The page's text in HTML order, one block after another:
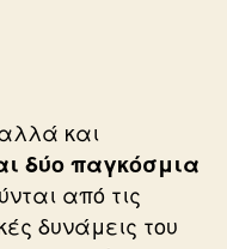
και
δύο παγκόσμια
από τις
δυνάμεις του